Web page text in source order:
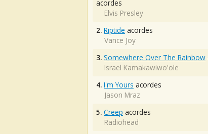
acordes
Elvis Presley
2. Riptide acordes
Vance Joy
3. Somewhere Over The Rainbow
Israel Kamakawiwo'ole
4. I'm Yours acordes
Jason Mraz
5. Creep acordes
Radiohead